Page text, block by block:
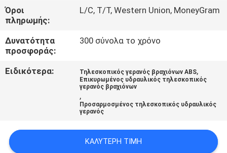
ΕΙΔΉΣΕΙΣ
ΥΠΟΘΈΣΕΙΣ
SITEMAP
Όροι
πληρωμής:
L/C, T/T, Western Union, MoneyGram
Δυνατότητα
προσφοράς:
300 σύνολα το χρόνο
Ειδικότερα: Τηλεσκοπικός γερανός βραχιόνων ABS,
Επικυρωμένος υδραυλικός τηλεσκοπικός
γερανός βραχιόνων
,
Προσαρμοσμένος τηλεσκοπικός υδραυλικός
γερανός
ΚΑΛΎΤΕΡΗ ΤΙΜΉ